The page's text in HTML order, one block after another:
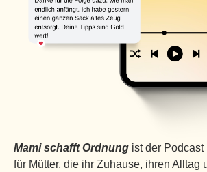
Mami schafft Ordnung ist der Podcast
für Mütter, die ihr Zuhause, ihren Alltag